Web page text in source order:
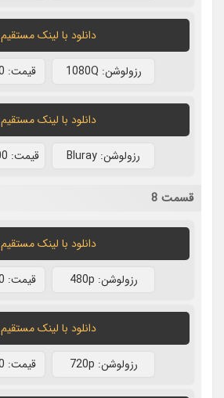
دانلود با لينک مستقيم
رزولوشن: 1080Q قيمت: 9500 تومان
دانلود با لينک مستقيم
رزولوشن: Bluray قيمت: 10000 تومان
قسمت 8
دانلود با لينک مستقيم
رزولوشن: 480p قيمت: 8000 تومان
دانلود با لينک مستقيم
رزولوشن: 720p قيمت: 8500 تومان